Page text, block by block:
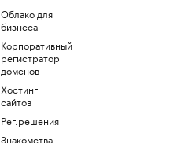
Облако для
бизнеса
Корпоративный
регистратор
доменов
Хостинг
сайтов
Рег.решения
Знакомства